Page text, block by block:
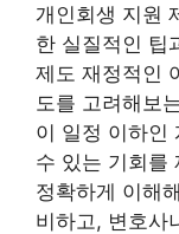
개인회생 지원
한 실질적인 팁
제도 재정적인
도를 고려해보
이 일정 이하인
수 있는 기회를
정확하게 이해
비하고, 변호사